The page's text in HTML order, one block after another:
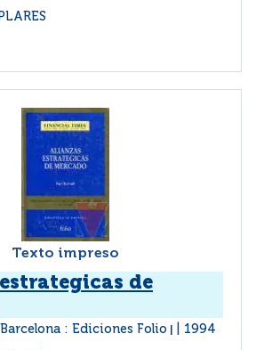
Texto impreso
de
Barcelona : Ediciones Folio 1994